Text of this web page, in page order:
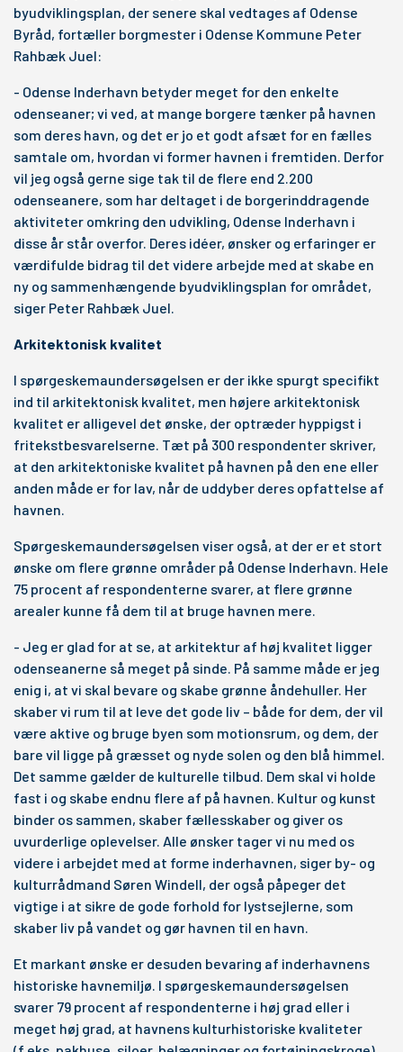
byudviklingsplan, der senere skal vedtages af Odense
Byråd, fortæller borgmester i Odense Kommune Peter
Rahbæk Juel:
- Odense Inderhavn betyder meget for den enkelte
odenseaner; vi ved, at mange borgere tænker på havnen
som deres havn, og det er jo et godt afsæt for en fælles
samtale om, hvordan vi former havnen i fremtiden. Derfor
vil jeg også gerne sige tak til de flere end 2.200
odenseanere, som har deltaget i de borgerinddragende
aktiviteter omkring den udvikling, Odense Inderhavn i
disse år står overfor. Deres idéer, ønsker og erfaringer er
værdifulde bidrag til det videre arbejde med at skabe en
ny og sammenhængende byudviklingsplan for området,
siger Peter Rahbæk Juel.
Arkitektonisk kvalitet
I spørgeskemaundersøgelsen er der ikke spurgt specifikt
ind til arkitektonisk kvalitet, men højere arkitektonisk
kvalitet er alligevel det ønske, der optræder hyppigst i
fritekstbesvarelserne. Tæt på 300 respondenter skriver,
at den arkitektoniske kvalitet på havnen på den ene eller
anden måde er for lav, når de uddyber deres opfattelse af
havnen.
Spørgeskemaundersøgelsen viser også, at der er et stort
ønske om flere grønne områder på Odense Inderhavn. Hele
75 procent af respondenterne svarer, at flere grønne
arealer kunne få dem til at bruge havnen mere.
- Jeg er glad for at se, at arkitektur af høj kvalitet ligger
odenseanerne så meget på sinde. På samme måde er jeg
enig i, at vi skal bevare og skabe grønne åndehuller. Her
skaber vi rum til at leve det gode liv – både for dem, der vil
være aktive og bruge byen som motionsrum, og dem, der
bare vil ligge på græsset og nyde solen og den blå himmel.
Det samme gælder de kulturelle tilbud. Dem skal vi holde
fast i og skabe endnu flere af på havnen. Kultur og kunst
binder os sammen, skaber fællesskaber og giver os
uvurderlige oplevelser. Alle ønsker tager vi nu med os
videre i arbejdet med at forme inderhavnen, siger by- og
kulturrådmand Søren Windell, der også påpeger det
vigtige i at sikre de gode forhold for lystsejlerne, som
skaber liv på vandet og gør havnen til en havn.
Et markant ønske er desuden bevaring af inderhavnens
historiske havnemiljø. I spørgeskemaundersøgelsen
svarer 79 procent af respondenterne i høj grad eller i
meget høj grad, at havnens kulturhistoriske kvaliteter